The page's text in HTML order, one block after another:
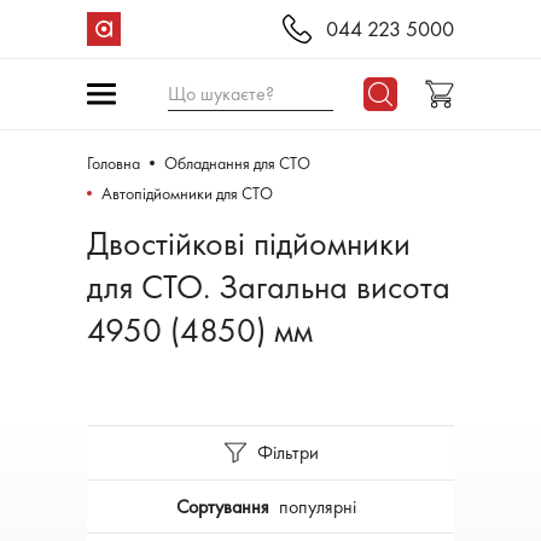
044 223 5000
Що шукаєте?
Головна
Обладнання для СТО
Автопідйомники для СТО
Двостійкові підйомники
для СТО. Загальна висота
4950 (4850) мм
Фільтри
Сортування популярні